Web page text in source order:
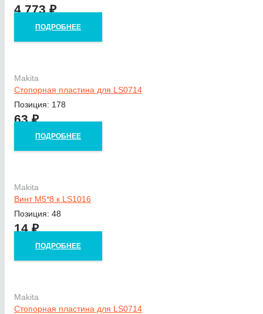
4 773₽
ПОДРОБНЕЕ
Makita
Стопорная пластина для LS0714
Позиция: 178
63₽
ПОДРОБНЕЕ
Makita
Винт M5*8 к LS1016
Позиция: 48
14₽
ПОДРОБНЕЕ
Makita
Стопорная пластина для LS0714